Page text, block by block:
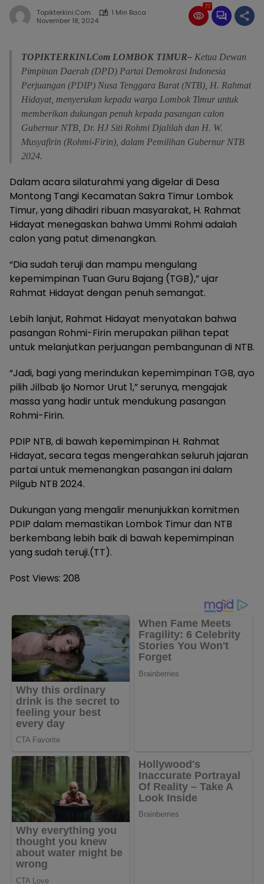
Topikterkini.com.
1 Min Baca
November 18, 2024
77
TOPIKTERKINI.Com LOMBOK TIMUR– Ketua Dewan
Pimpinan Daerah (DPD) Partai Demokrasi Indonesia
Perjuangan (PDIP) Nusa Tenggara Barat (NTB), H. Rahmat
Hidayat, menyerukan kepada warga Lombok Timur untuk
memberikan dukungan penuh kepada pasangan calon
Gubernur NTB, Dr. HJ Siti Rohmi Djalilah dan H. W.
Musyafirin (Rohmi-Firin), dalam Pemilihan Gubernur NTB
2024.
Dalam acara silaturahmi yang digelar di Desa
Montong Tangi Kecamatan Sakra Timur Lombok
Timur, yang dihadiri ribuan masyarakat, H. Rahmat
Hidayat menegaskan bahwa Ummi Rohmi adalah
calon yang patut dimenangkan.
“Dia sudah teruji dan mampu mengulang
kepemimpinan Tuan Guru Bajang (TGB),” ujar
Rahmat Hidayat dengan penuh semangat.
Lebih lanjut, Rahmat Hidayat menyatakan bahwa
pasangan Rohmi-Firin merupakan pilihan tepat
untuk melanjutkan perjuangan pembangunan di NTB.
“Jadi, bagi yang merindukan kepemimpinan TGB, ayo
pilih Jilbab Ijo Nomor Urut 1,” serunya, mengajak
massa yang hadir untuk mendukung pasangan
Rohmi-Firin.
PDIP NTB, di bawah kepemimpinan H. Rahmat
Hidayat, secara tegas mengerahkan seluruh jajaran
partai untuk memenangkan pasangan ini dalam
Pilgub NTB 2024.
Dukungan yang mengalir menunjukkan komitmen
PDIP dalam memastikan Lombok Timur dan NTB
berkembang lebih baik di bawah kepemimpinan
yang sudah teruji.(TT).
Post Views: 208